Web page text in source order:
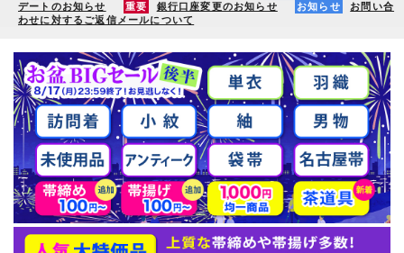
デートのお知らせ
重要 銀行口座変更のお知らせ お知らせ
お問い合
わせに対するご返信メールについて